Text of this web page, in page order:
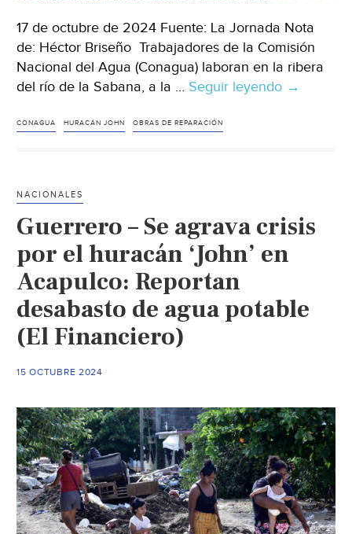
17 de octubre de 2024 Fuente: La Jornada Nota
de: Héctor Briseño Trabajadores de la Comisión
Nacional del Agua (Conagua) laboran en la ribera
del río de la Sabana, a la … Seguir leyendo Guerrero
Papagayo
en
Guerrero
→
CONAGUA HURACÁN JOHN OBRAS DE REPARACIÓN
NACIONALES
Guerrero – Se agrava crisis
por el huracán ‘John’ en
Acapulco: Reportan
desabasto de agua potable
(El Financiero)
15 OCTUBRE 2024